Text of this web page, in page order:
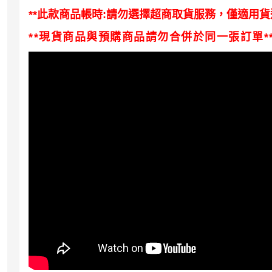
**此款商品帳時:請勿選擇超商取貨服務，僅適用
**現貨商品與預購商品請勿合併於同一張訂單